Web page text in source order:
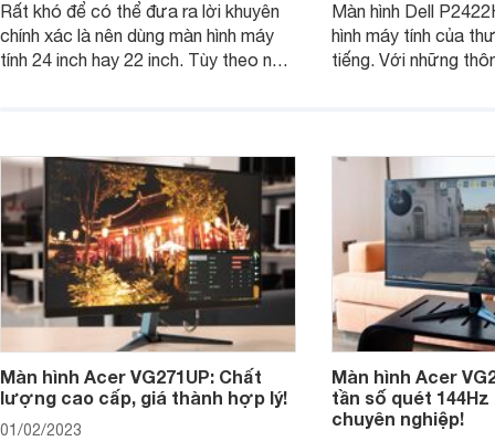
Rất khó để có thể đưa ra lời khuyên
chính xác là nên dùng màn hình máy
tính 24 inch hay 22 inch. Tùy theo nhu
Màn hình Dell
hình máy tính của
tiếng. Với những
thêm về chiếc màn
Màn hình Acer VG271UP: Chất
lượng cao cấp, giá thành hợp lý!
01/02/2023
Màn hình Acer
tần số quét
chuyên nghiệp!